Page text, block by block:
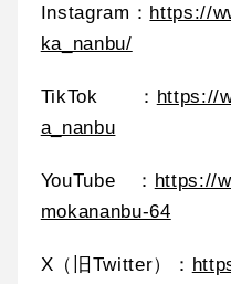
Instagram： https://
ka_nanbu/
TikTok ： https://
a_nanbu
YouTube ： https://
mokananbu-64
X（旧Twitter）：